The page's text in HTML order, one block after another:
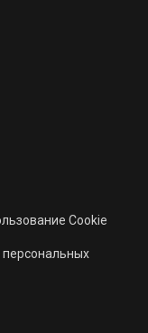
Cookie
персональных